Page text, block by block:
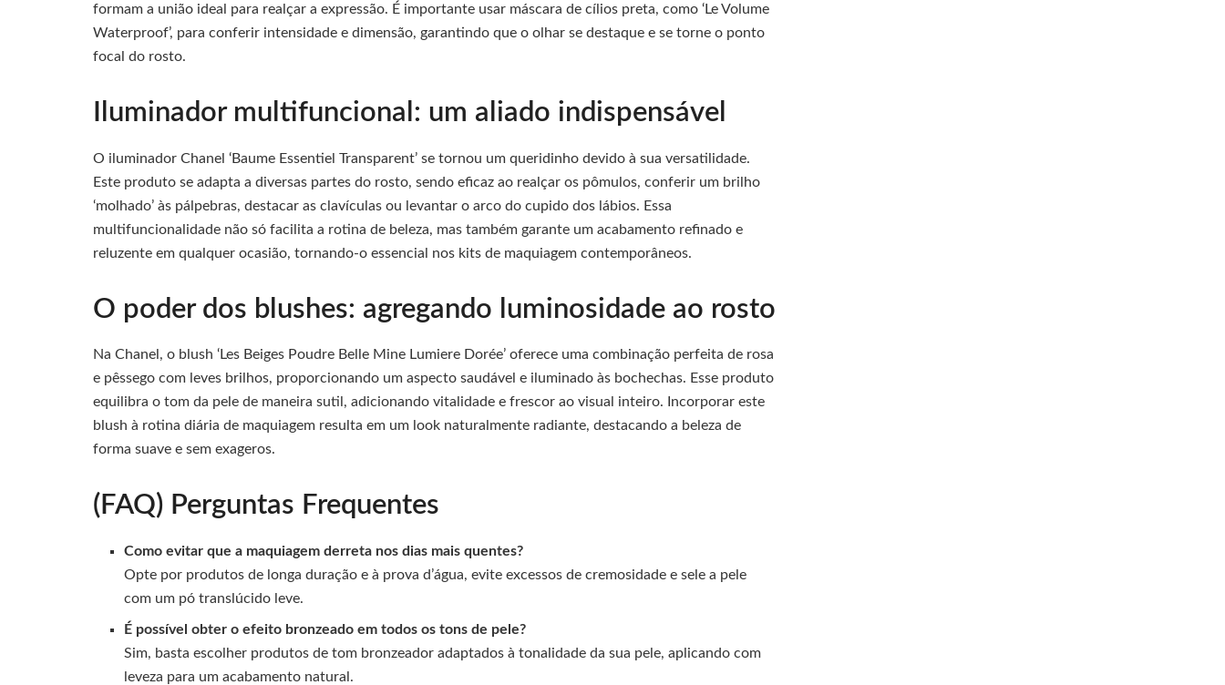
formam a união ideal para realçar a expressão. É importante usar máscara de cílios preta, como ‘Le Volume
Waterproof’, para conferir intensidade e dimensão, garantindo que o olhar se destaque e se torne o ponto
focal do rosto.
Iluminador multifuncional: um aliado indispensável
O iluminador Chanel ‘Baume Essentiel Transparent’ se tornou um queridinho devido à sua versatilidade.
Este produto se adapta a diversas partes do rosto, sendo eficaz ao realçar os pômulos, conferir um brilho
‘molhado’ às pálpebras, destacar as clavículas ou levantar o arco do cupido dos lábios. Essa
multifuncionalidade não só facilita a rotina de beleza, mas também garante um acabamento refinado e
reluzente em qualquer ocasião, tornando-o essencial nos kits de maquiagem contemporâneos.
O poder dos blushes: agregando luminosidade ao rosto
Na Chanel, o blush ‘Les Beiges Poudre Belle Mine Lumiere Dorée’ oferece uma combinação perfeita de rosa
e pêssego com leves brilhos, proporcionando um aspecto saudável e iluminado às bochechas. Esse produto
equilibra o tom da pele de maneira sutil, adicionando vitalidade e frescor ao visual inteiro. Incorporar este
blush à rotina diária de maquiagem resulta em um look naturalmente radiante, destacando a beleza de
forma suave e sem exageros.
(FAQ) Perguntas Frequentes
Como evitar que a maquiagem derreta nos dias mais quentes?
Opte por produtos de longa duração e à prova d’água, evite excessos de cremosidade e sele a pele
com um pó translúcido leve.
É possível obter o efeito bronzeado em todos os tons de pele?
Sim, basta escolher produtos de tom bronzeador adaptados à tonalidade da sua pele, aplicando com
leveza para um acabamento natural.